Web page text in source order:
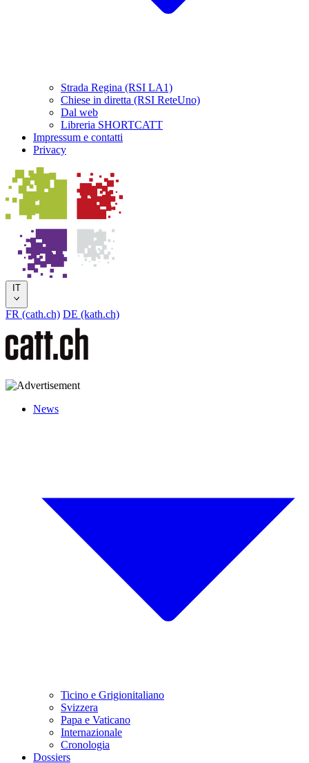
Strada Regina (RSI LA1)
Chiese in diretta (RSI ReteUno)
Dal web
Libreria SHORTCATT
Impressum e contatti
Privacy
IT
FR (cath.ch) DE (kath.ch)
News
Ticino e Grigionitaliano
Svizzera
Papa e Vaticano
Internazionale
Cronologia
Dossiers